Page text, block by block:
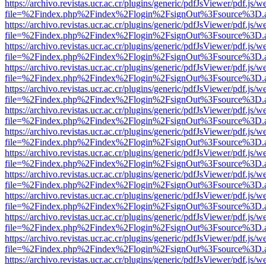
https://archivo.revistas.ucr.ac.cr/plugins/generic/pdfJsViewer/pdf.js/
https://archivo.revistas.ucr.ac.cr/plugins/generic/pdfJsViewer/pdf.js/
https://archivo.revistas.ucr.ac.cr/plugins/generic/pdfJsViewer/pdf.js/
https://archivo.revistas.ucr.ac.cr/plugins/generic/pdfJsViewer/pdf.js/
https://archivo.revistas.ucr.ac.cr/plugins/generic/pdfJsViewer/pdf.js/
https://archivo.revistas.ucr.ac.cr/plugins/generic/pdfJsViewer/pdf.js/
https://archivo.revistas.ucr.ac.cr/plugins/generic/pdfJsViewer/pdf.js/
https://archivo.revistas.ucr.ac.cr/plugins/generic/pdfJsViewer/pdf.js/
https://archivo.revistas.ucr.ac.cr/plugins/generic/pdfJsViewer/pdf.js/
https://archivo.revistas.ucr.ac.cr/plugins/generic/pdfJsViewer/pdf.js/
https://archivo.revistas.ucr.ac.cr/plugins/generic/pdfJsViewer/pdf.js/
https://archivo.revistas.ucr.ac.cr/plugins/generic/pdfJsViewer/pdf.js/
https://archivo.revistas.ucr.ac.cr/plugins/generic/pdfJsViewer/pdf.js/